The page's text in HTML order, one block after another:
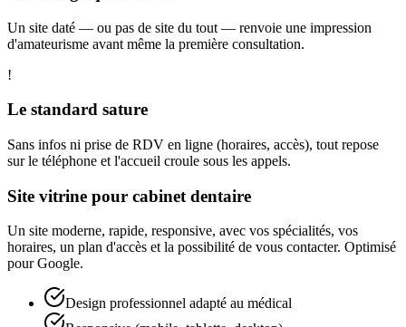
Un site daté — ou pas de site du tout — renvoie une impression
d'amateurisme avant même la première consultation.
!
Le standard sature
Sans infos ni prise de RDV en ligne (horaires, accès), tout repose
sur le téléphone et l'accueil croule sous les appels.
Site vitrine pour cabinet dentaire
Un site moderne, rapide, responsive, avec vos spécialités, vos
horaires, un plan d'accès et la possibilité de vous contacter. Optimisé
pour Google.
Design professionnel adapté au médical